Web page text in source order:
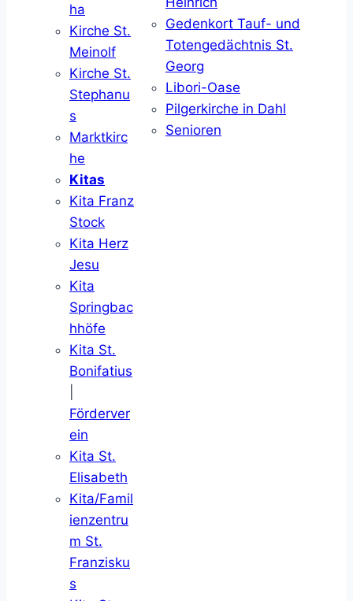
ha
Kirche St.
Meinolf
Kirche St.
Stephanu
s
Marktkirc
he
Kitas
Kita Franz
Stock
Kita Herz
Jesu
Kita
Springbac
hhöfe
Kita St.
Bonifatius
Förderver
ein
Kita St.
Elisabeth
Kita/Famil
ienzentru
m St.
Franzisku
s
Gedenkort Tauf- und
Totengedächtnis St.
Georg
Libori-Oase
Pilgerkirche in Dahl
Senioren